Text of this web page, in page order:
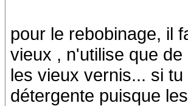
pour le rebobinage, il
vieux , n'utilise que
les vieux vernis... si
détergente puisque